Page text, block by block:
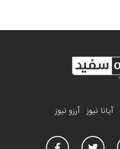
آیانا نیوز آرزو نیوز